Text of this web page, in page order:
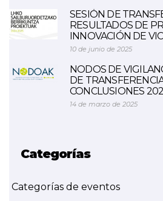
SESIÓN DE
RESULTADOS DE
INNOVACIÓN DE
10 de junio de 2025
NODOS DE
DE
CONCLUSIONES
14 de marzo de 2025
Categorías
Categorías de eventos